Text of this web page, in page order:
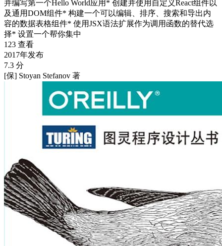
并编写第一个Hello World应用* 创建并使用自定义React组件以
及通用DOM组件* 构建一个可以编辑、排序、搜索和导出内
容的数据表格组件* 使用JSX语法扩展作为调用函数的替代选
择* 设置一个帮你集中
123 查看
2017年发布
7.3 分
[保] Stoyan Stefanov 著